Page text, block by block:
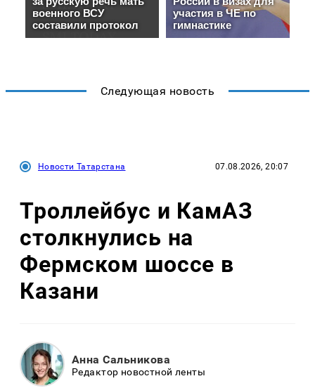
Следующая новость
Новости Татарстана 07.08.2026, 20:07
Троллейбус и КамАЗ
столкнулись на
Фермском шоссе в
Казани
Анна Сальникова
Редактор новостной ленты